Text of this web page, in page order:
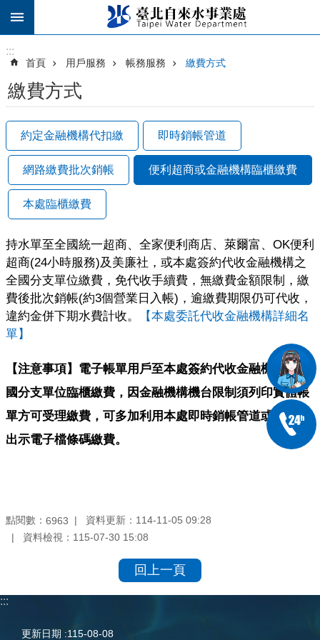
跳到主要內容區塊
:::
首頁 用戶服務 帳務服務 繳費方式
繳費方式
約定金融機構代扣繳 即時銷帳管道
網路繳費批次銷帳 便利超商或金融機構臨櫃繳費
本處臨櫃繳費
持水單至全國統一超商、全家便利商店、萊爾富、OK便利
超商(24小時服務)及美廉社，或本處簽約代收金融機構之
全國分支單位繳費，免代收手續費，無繳費金額限制，繳
費後批次銷帳(約3個營業日入帳)，逾繳費期限仍可代收，
違約金併下期水費計收。
【本處委託代收金融機構詳細名
單】
【注意事項】電子帳單用戶至本處簽約代收金融機構之全
國分支單位臨櫃繳費，因金融機構機台限制須列印實體帳
單方可受理繳費，可多加利用本處即時銷帳管道或至超商
出示電子檔條碼繳費。
點閱數： 6963 資料更新： 114-11-05 09:28
資料檢視： 115-07-30 15:08
回上一頁
:::
更新日期 115-08-08